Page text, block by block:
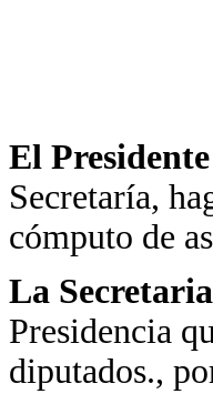
El
Secretaría,
cómputo de
La
Presidencia
diputados.,